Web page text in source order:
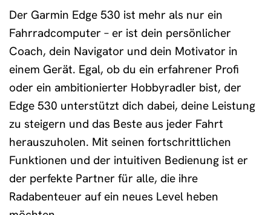
Der Garmin Edge 530 ist mehr als nur ein
Fahrradcomputer – er ist dein persönlicher
Coach, dein Navigator und dein Motivator in
einem Gerät. Egal, ob du ein erfahrener Profi
oder ein ambitionierter Hobbyradler bist, der
Edge 530 unterstützt dich dabei, deine Leistung
zu steigern und das Beste aus jeder Fahrt
herauszuholen. Mit seinen fortschrittlichen
Funktionen und der intuitiven Bedienung ist er
der perfekte Partner für alle, die ihre
Radabenteuer auf ein neues Level heben